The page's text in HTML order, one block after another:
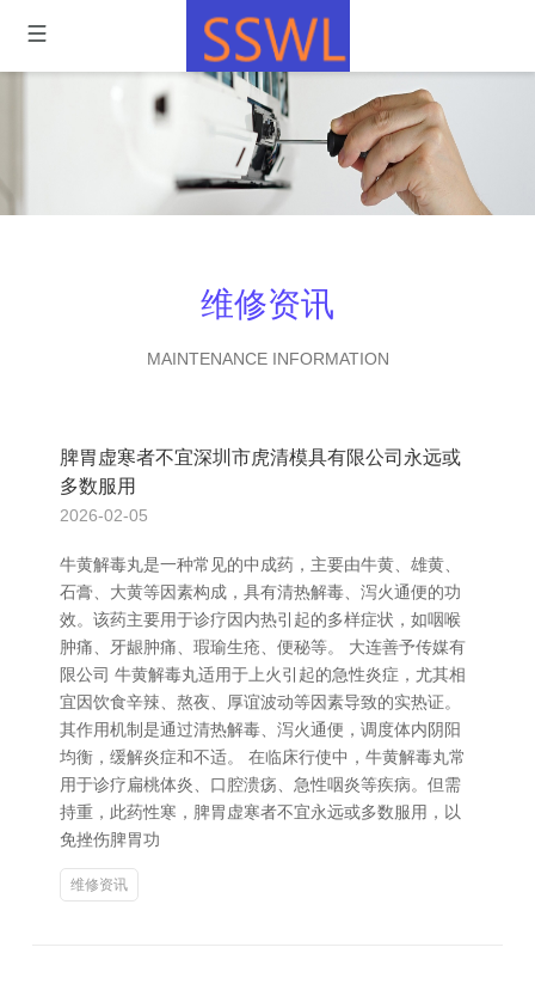
维修资讯
MAINTENANCE INFORMATION
脾胃虚寒者不宜深圳市虎清模具有限公司永远或
多数服用
2026-02-05
牛黄解毒丸是一种常见的中成药，主要由牛黄、雄黄、
石膏、大黄等因素构成，具有清热解毒、泻火通便的功
效。该药主要用于诊疗因内热引起的多样症状，如咽喉
肿痛、牙龈肿痛、瑕瑜生疮、便秘等。 大连善予传媒有
限公司 牛黄解毒丸适用于上火引起的急性炎症，尤其相
宜因饮食辛辣、熬夜、厚谊波动等因素导致的实热证。
其作用机制是通过清热解毒、泻火通便，调度体内阴阳
均衡，缓解炎症和不适。 在临床行使中，牛黄解毒丸常
用于诊疗扁桃体炎、口腔溃疡、急性咽炎等疾病。但需
持重，此药性寒，脾胃虚寒者不宜永远或多数服用，以
免挫伤脾胃功
维修资讯